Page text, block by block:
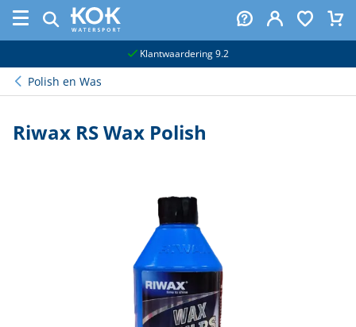
Klantwaardering 9.2
Polish en Was
Riwax RS Wax Polish